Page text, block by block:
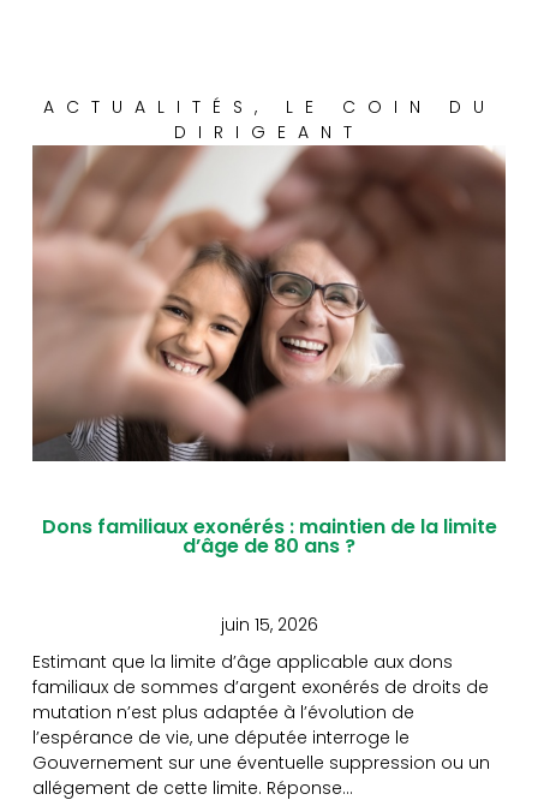
ACTUALITÉS , LE COIN DU
DIRIGEANT
Dons familiaux exonérés : maintien de la limite
d’âge de 80 ans ?
juin 15, 2026
Estimant que la limite d’âge applicable aux dons
familiaux de sommes d’argent exonérés de droits de
mutation n’est plus adaptée à l’évolution de
l’espérance de vie, une députée interroge le
Gouvernement sur une éventuelle suppression ou un
allégement de cette limite. Réponse…